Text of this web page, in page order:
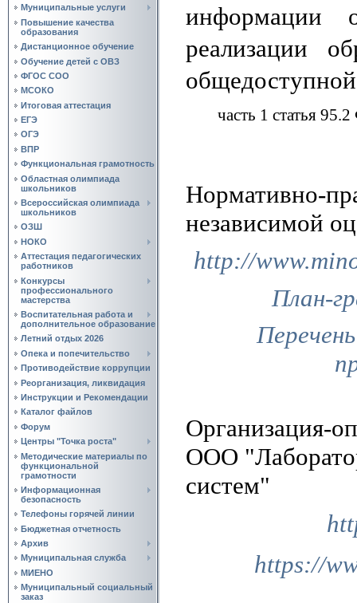
Муниципальные услуги
Повышение качества
образования
Дистанционное обучение
Обучение детей с ОВЗ
ФГОС СОО
МСОКО
Итоговая аттестация
ЕГЭ
ОГЭ
ВПР
Функциональная грамотность
Областная олимпиада
школьников
Всероссийская олимпиада
школьников
ОЗШ
НОКО
Аттестация педагогических
работников
Конкурсы
профессионального
мастерства
Воспитательная работа и
дополнительное образование
Летний отдых 2026
Опека и попечительство
Противодействие коррупции
Реорганизация, ликвидация
Инструкции и Рекомендации
Каталог файлов
Форум
Центры "Точка роста"
Методические материалы по
функциональной
грамотности
Информационная
безопасность
Телефоны горячей линии
Бюджетная отчетность
Архив
Муниципальная служба
МИЕНО
Муниципальный социальный
заказ
информации
реализации
часть 1 статья
Нормативно-
независимой
http://
План-
Организация-
ООО
систем"
https://